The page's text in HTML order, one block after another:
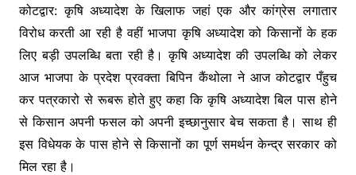
c
e
b
o
o
k
itt
er
s
s
e
n
g
er
at
s
A
p
p
e
gr
a
m
कोटद्वार: कृषि अध्यादेश के खिलाफ जहां एक और कांग्रेस लगातार
विरोध करती आ रही है वहीं भाजपा कृषि अध्यादेश को किसानों के हक
लिए बड़ी उपलब्धि बता रही है। कृषि अध्यादेश की उपलब्धि को लेकर
आज भाजपा के प्रदेश प्रवक्ता बिपिन कैंथोला ने आज कोटद्वार पँहुच
कर पत्रकारो से रूबरू होते हुए कहा कि कृषि अध्यादेश बिल पास होने
से किसान अपनी फसल को अपनी इच्छानुसार बेच सकता है। साथ ही
इस विधेयक के पास होने से किसानों का पूर्ण समर्थन केन्द्र सरकार को
मिल रहा है।